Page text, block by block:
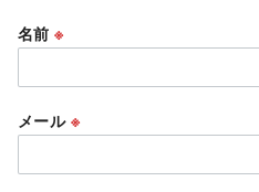
名前※
メール ※